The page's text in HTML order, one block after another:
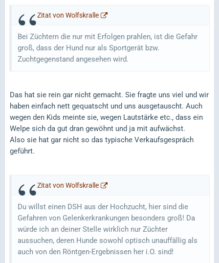
Zitat von Wolfskralle
Bei Züchtern die nur mit Erfolgen prahlen, ist die Gefahr
groß, dass der Hund nur als Sportgerät bzw.
Zuchtgegenstand angesehen wird.
Das hat sie rein gar nicht gemacht. Sie fragte uns viel und wir
haben einfach nett gequatscht und uns ausgetauscht. Auch
wegen den Kids meinte sie, wegen Lautstärke etc., dass ein
Welpe sich da gut dran gewöhnt und ja mit aufwächst.
Also sie hat gar nicht so das typische Verkaufsgespräch
geführt.
Zitat von Wolfskralle
Du willst einen DSH aus der Hochzucht, hier sind die
Gefahren von Gelenkerkrankungen besonders groß! Da
würde ich an deiner Stelle wirklich nur Züchter
aussuchen, deren Hunde sowohl optisch unauffällig als
auch von den Röntgen-Ergebnissen her i.O. sind!